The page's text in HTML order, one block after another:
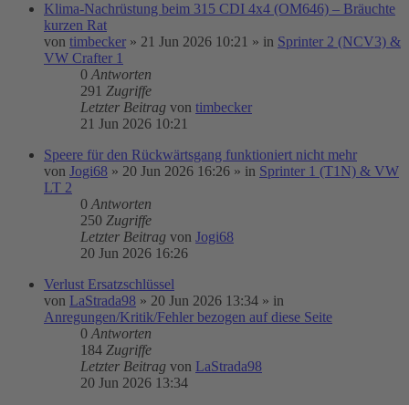
Klima-Nachrüstung beim 315 CDI 4x4 (OM646) – Bräuchte
kurzen Rat
von timbecker » 21 Jun 2026 10:21 » in Sprinter 2 (NCV3) &
VW Crafter 1
0 Antworten
291 Zugriffe
Letzter Beitrag von timbecker
21 Jun 2026 10:21
Speere für den Rückwärtsgang funktioniert nicht mehr
von Jogi68 » 20 Jun 2026 16:26 » in Sprinter 1 (T1N) & VW
LT 2
0 Antworten
250 Zugriffe
Letzter Beitrag von Jogi68
20 Jun 2026 16:26
Verlust Ersatzschlüssel
von LaStrada98 » 20 Jun 2026 13:34 » in
Anregungen/Kritik/Fehler bezogen auf diese Seite
0 Antworten
184 Zugriffe
Letzter Beitrag von LaStrada98
20 Jun 2026 13:34